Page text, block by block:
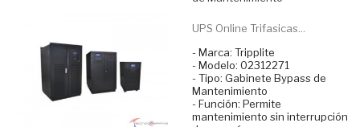
UPS Online Trifasicas...
- Marca: Tripplite
- Modelo: 02312271
- Tipo: Gabinete Bypass de
Mantenimiento
- Función: Permite
mantenimiento sin interrupción